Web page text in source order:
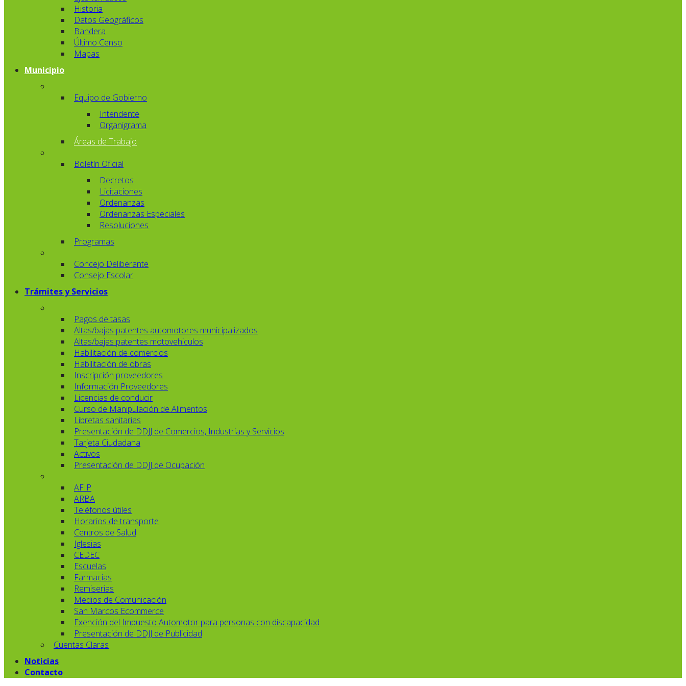
Historia
Datos Geográficos
Bandera
Último Censo
Mapas
Municipio
Equipo de Gobierno
Intendente
Organigrama
Áreas de Trabajo
Boletín Oficial
Decretos
Licitaciones
Ordenanzas
Ordenanzas Especiales
Resoluciones
Programas
Concejo Deliberante
Consejo Escolar
Trámites y Servicios
Pagos de tasas
Altas/bajas patentes automotores municipalizados
Altas/bajas patentes motovehiculos
Habilitación de comercios
Habilitación de obras
Inscripción proveedores
Información Proveedores
Licencias de conducir
Curso de Manipulación de Alimentos
Libretas sanitarias
Presentación de DDJJ de Comercios, Industrias y Servicios
Tarjeta Ciudadana
Activos
Presentación de DDJJ de Ocupación
AFIP
ARBA
Teléfonos útiles
Horarios de transporte
Centros de Salud
Iglesias
CEDEC
Escuelas
Farmacias
Remiserias
Medios de Comunicación
San Marcos Ecommerce
Exención del Impuesto Automotor para personas con discapacidad
Presentación de DDJJ de Publicidad
Cuentas Claras
Noticias
Contacto